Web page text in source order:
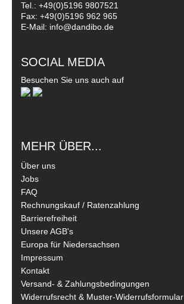
Tel.: +49(0)5196 9807521
Fax: +49(0)5196 962 965
E-Mail: info@dandibo.de
SOCIAL MEDIA
Besuchen Sie uns auch auf
MEHR ÜBER...
Über uns
Jobs
FAQ
Rechnungskauf / Ratenzahlung
Barrierefreiheit
Unsere AGB's
Europa für Niedersachsen
Impressum
Kontakt
Versand- & Zahlungsbedingungen
Widerrufsrecht & Muster-Widerrufsformular